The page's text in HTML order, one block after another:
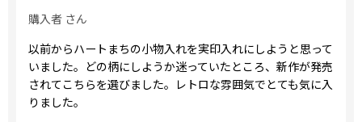
購入者 さん
以前からハートまちの小物入れを実印入れにしようと思って
いました。どの柄にしようか迷っていたところ、新作が発売
されてこちらを選びました。レトロな雰囲気でとても気に入
りました。